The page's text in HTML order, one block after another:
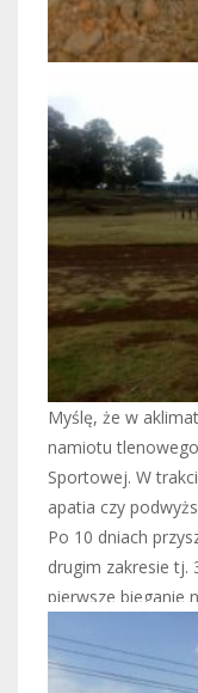
Myślę, że w
namiotu
Sportowej. W
apatia czy
Po 10 dniach
drugim zakresie tj.
pierwsze bieganie